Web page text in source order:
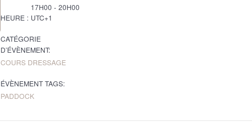
HEURE :
17H00 - 20H00
UTC+1
CATÉGORIE
D’ÉVÈNEMENT:
COURS DRESSAGE
ÉVÈNEMENT TAGS:
PADDOCK